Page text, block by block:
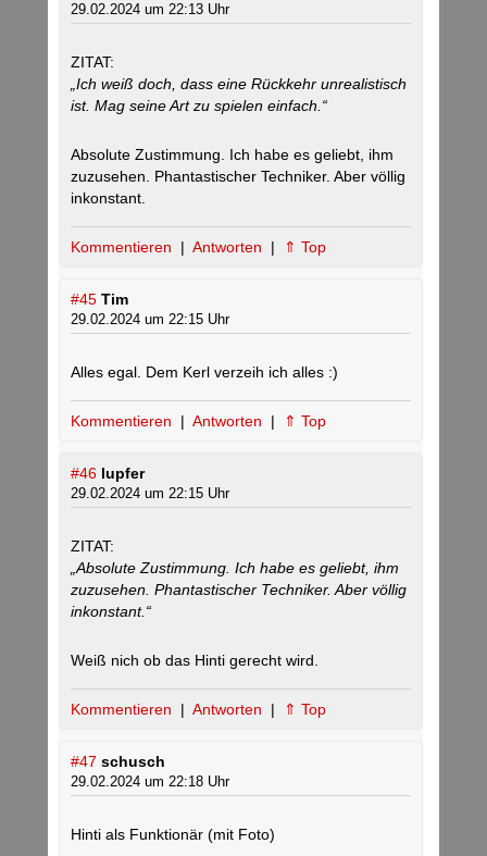
29.02.2024 um 22:13 Uhr
ZITAT:
„Ich weiß doch, dass eine Rückkehr unrealistisch
ist. Mag seine Art zu spielen einfach.“
Absolute Zustimmung. Ich habe es geliebt, ihm
zuzusehen. Phantastischer Techniker. Aber völlig
inkonstant.
Kommentieren | Antworten | ⇑ Top
#45 Tim
29.02.2024 um 22:15 Uhr
Alles egal. Dem Kerl verzeih ich alles :)
Kommentieren | Antworten | ⇑ Top
#46 lupfer
29.02.2024 um 22:15 Uhr
ZITAT:
„Absolute Zustimmung. Ich habe es geliebt, ihm
zuzusehen. Phantastischer Techniker. Aber völlig
inkonstant.“
Weiß nich ob das Hinti gerecht wird.
Kommentieren | Antworten | ⇑ Top
#47 schusch
29.02.2024 um 22:18 Uhr
Hinti als Funktionär (mit Foto)